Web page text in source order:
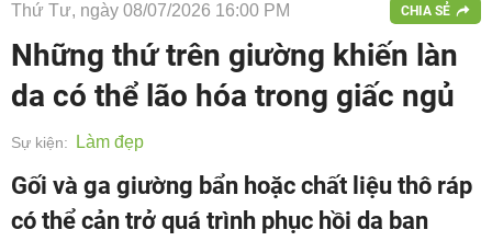
Thứ Tư, ngày 08/07/2026 16:00 PM CHIA SẺ
Những thứ trên giường khiến làn
da có thể lão hóa trong giấc ngủ
Sự kiện: Làm đẹp
Gối và ga giường bẩn hoặc chất liệu thô ráp
có thể cản trở quá trình phục hồi da ban